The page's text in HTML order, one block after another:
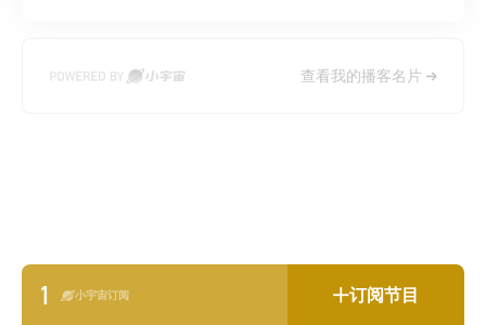
查看我的播客名片
1 小宇宙订阅 订阅节目